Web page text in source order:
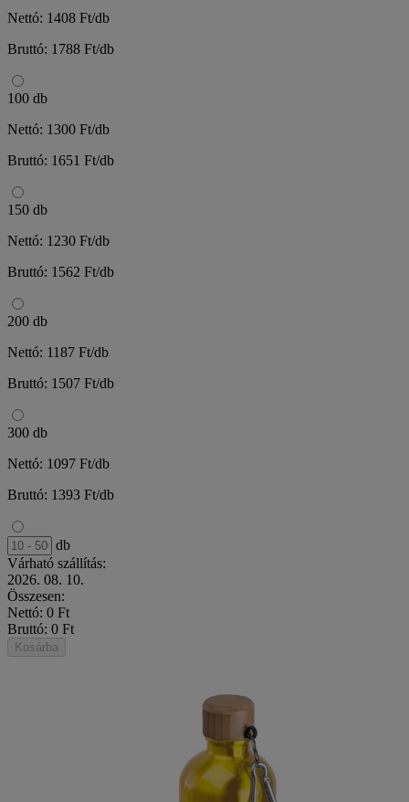
Nettó: 1408 Ft/db
Bruttó: 1788 Ft/db
100 db
Nettó: 1300 Ft/db
Bruttó: 1651 Ft/db
150 db
Nettó: 1230 Ft/db
Bruttó: 1562 Ft/db
200 db
Nettó: 1187 Ft/db
Bruttó: 1507 Ft/db
300 db
Nettó: 1097 Ft/db
Bruttó: 1393 Ft/db
db
Várható szállítás:
2026. 08. 10.
Összesen:
Nettó: 0 Ft
Bruttó: 0 Ft
Kosárba